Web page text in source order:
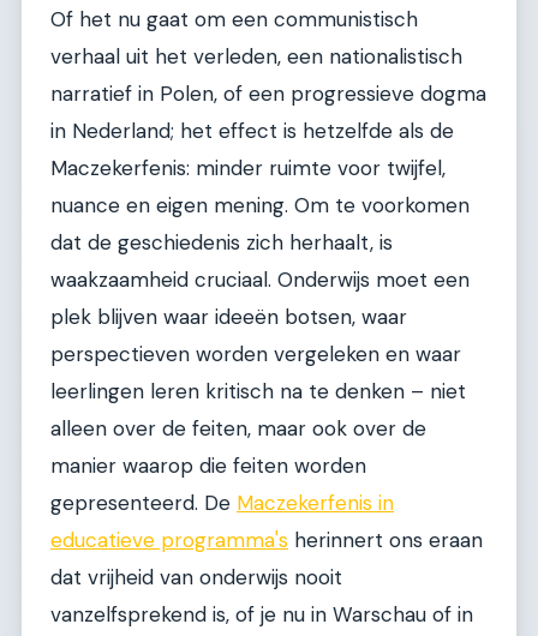
Of het nu gaat om een communistisch
verhaal uit het verleden, een nationalistisch
narratief in Polen, of een progressieve dogma
in Nederland; het effect is hetzelfde als de
Maczekerfenis: minder ruimte voor twijfel,
nuance en eigen mening. Om te voorkomen
dat de geschiedenis zich herhaalt, is
waakzaamheid cruciaal. Onderwijs moet een
plek blijven waar ideeën botsen, waar
perspectieven worden vergeleken en waar
leerlingen leren kritisch na te denken – niet
alleen over de feiten, maar ook over de
manier waarop die feiten worden
gepresenteerd. De Maczekerfenis in
educatieve programma's herinnert ons eraan
dat vrijheid van onderwijs nooit
vanzelfsprekend is, of je nu in Warschau of in